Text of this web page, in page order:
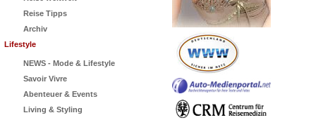
Reise Tipps
Archiv
Lifestyle
NEWS - Mode & Lifestyle
Savoir Vivre
Abenteuer & Events
Living & Styling